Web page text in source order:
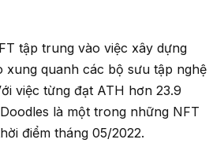
tập trung vào việc xây dựng
xung quanh các bộ sưu tập nghệ
việc từng đạt ATH hơn 23.9
là một trong những NFT
điểm tháng 05/2022.